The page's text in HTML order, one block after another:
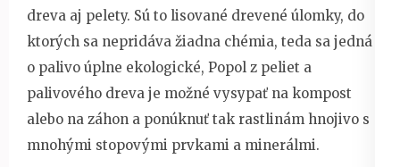
dreva aj pelety. Sú to lisované drevené úlomky, do
ktorých sa nepridáva žiadna chémia, teda sa jedná
o palivo úplne ekologické, Popol z peliet a
palivového dreva je možné vysypať na kompost
alebo na záhon a ponúknuť tak rastlinám hnojivo s
mnohými stopovými prvkami a minerálmi.